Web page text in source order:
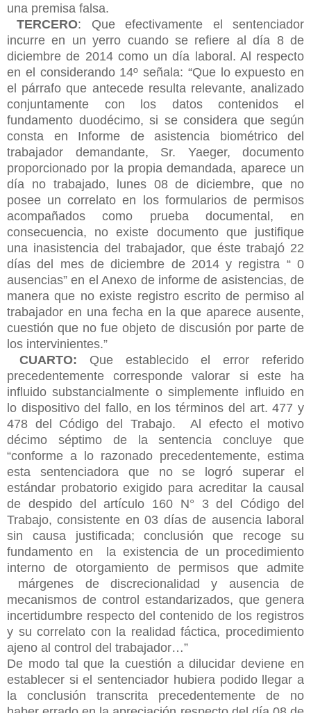
una premisa falsa.
TERCERO: Que efectivamente el sentenciador
incurre en un yerro cuando se refiere al día 8 de
diciembre de 2014 como un día laboral. Al respecto
en el considerando 14º señala: “Que lo expuesto en
el párrafo que antecede resulta relevante, analizado
conjuntamente con los datos contenidos el
fundamento duodécimo, si se considera que según
consta en Informe de asistencia biométrico del
trabajador demandante, Sr. Yaeger, documento
proporcionado por la propia demandada, aparece un
día no trabajado, lunes 08 de diciembre, que no
posee un correlato en los formularios de permisos
acompañados como prueba documental, en
consecuencia, no existe documento que justifique
una inasistencia del trabajador, que éste trabajó 22
días del mes de diciembre de 2014 y registra “ 0
ausencias” en el Anexo de informe de asistencias, de
manera que no existe registro escrito de permiso al
trabajador en una fecha en la que aparece ausente,
cuestión que no fue objeto de discusión por parte de
los intervinientes.”
CUARTO: Que establecido el error referido
precedentemente corresponde valorar si este ha
influido substancialmente o simplemente influido en
lo dispositivo del fallo, en los términos del art. 477 y
478 del Código del Trabajo. Al efecto el motivo
décimo séptimo de la sentencia concluye que
“conforme a lo razonado precedentemente, estima
esta sentenciadora que no se logró superar el
estándar probatorio exigido para acreditar la causal
de despido del artículo 160 N° 3 del Código del
Trabajo, consistente en 03 días de ausencia laboral
sin causa justificada; conclusión que recoge su
fundamento en la existencia de un procedimiento
interno de otorgamiento de permisos que admite
márgenes de discrecionalidad y ausencia de
mecanismos de control estandarizados, que genera
incertidumbre respecto del contenido de los registros
y su correlato con la realidad fáctica, procedimiento
ajeno al control del trabajador…”
De modo tal que la cuestión a dilucidar deviene en
establecer si el sentenciador hubiera podido llegar a
la conclusión transcrita precedentemente de no